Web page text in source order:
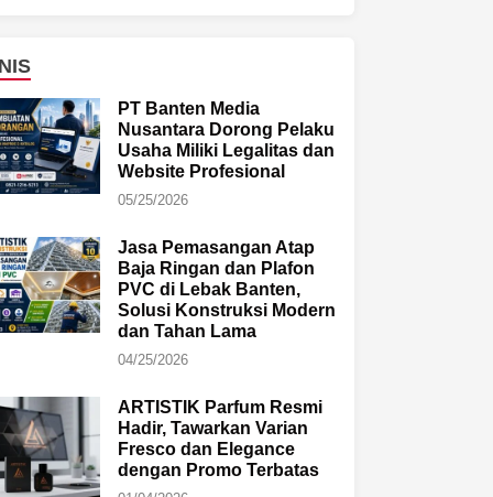
PT Banten Media
Nusantara Dorong Pelaku
Usaha Miliki Legalitas dan
Website Profesional
05/25/2026
Jasa Pemasangan Atap
Baja Ringan dan Plafon
PVC di Lebak Banten,
Solusi Konstruksi Modern
dan Tahan Lama
04/25/2026
ARTISTIK Parfum Resmi
Hadir, Tawarkan Varian
Fresco dan Elegance
dengan Promo Terbatas